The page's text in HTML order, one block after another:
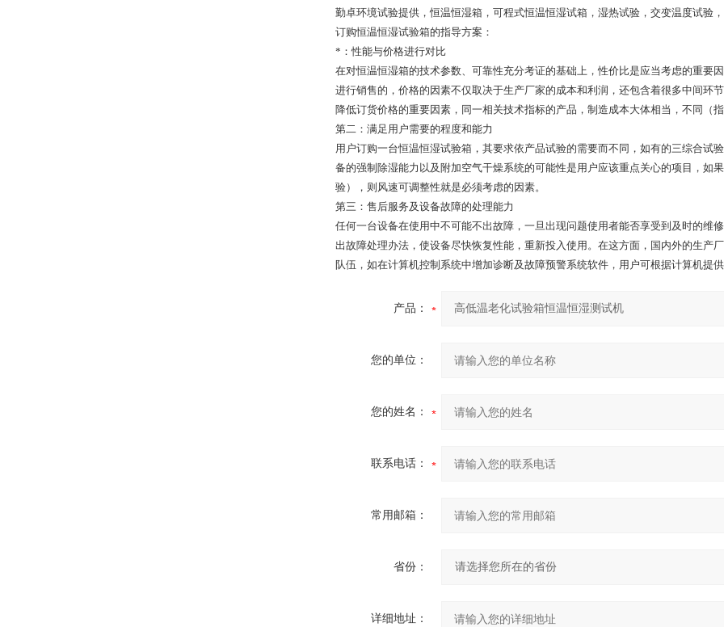
勤卓环境试验提供，恒温恒湿箱，可程式恒温恒湿试箱，湿热试验，交变温度试验
订购恒温恒湿试验箱的指导方案：
*：性能与价格进行对比
在对恒温恒湿箱的技术参数、可靠性充分考证的基础上，性价比是应当考虑的重要
进行销售的，价格的因素不仅取决于生产厂家的成本和利润，还包含着很多中间环
降低订货价格的重要因素，同一相关技术指标的产品，制造成本大体相当，不同（
第二：满足用户需要的程度和能力
用户订购一台恒温恒湿试验箱，其要求依产品试验的需要而不同，如有的三综合试
备的强制除湿能力以及附加空气干燥系统的可能性是用户应该重点关心的项目，如
验），则风速可调整性就是必须考虑的因素。
第三：售后服务及设备故障的处理能力
任何一台设备在使用中不可能不出故障，一旦出现问题使用者能否享受到及时的维
出故障处理办法，使设备尽快恢复性能，重新投入使用。在这方面，国内外的生产
队伍，如在计算机控制系统中增加诊断及故障预警系统软件，用户可根据计算机提
产品：
您的单位：
您的姓名：
联系电话：
常用邮箱：
省份：
详细地址：